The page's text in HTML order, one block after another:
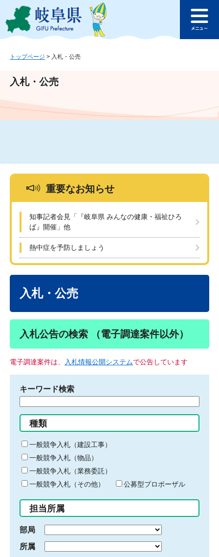
ジ
ュ
文
このページの本文へ
ュ
トップページ > 入札・公売
入札・公売
重要なお知らせ
知事記者会見「『岐阜県 みんなの健康・福祉ひろ
ば』開催」他
熱中症を予防しましょう
入札・公売
入札公告の検索 （電子調達案件以外）
電子調達案件は、 入札情報公開システムで公告しています
キーワード検索
る
キ
ー
ワ
ー
ド
入
力
種類
一般競争入札（建設工事）
一般競争入札（物品）
一般競争入札（業務委託）
一般競争入札（その他）
公募型プロポーザル
担当所属
部局
所属